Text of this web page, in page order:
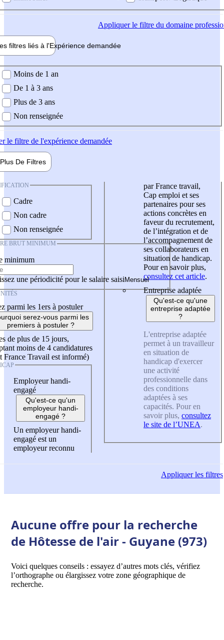
Appliquerle filtre du domaine
filtres liés à l'Expérience demandée
demandée
Moins de 1 an
De 1 à 3 ans
Plus de 3 ans
Non renseignée
le filtre de l'expérience demandée
Plus De Filtres
Cadre
Non cadre
Non renseignée
BRUT MINIMUM
minimum
une périodicité pour le salaire saisi
parmi les 1ers à postuler
serez-vous parmi les
premiers à postuler ?
de plus de 15 jours,
moins de 4 candidatures
France Travail est informé)
Employeur handi-
engagé
Qu'est-ce qu'un
employeur handi-
engagé ?
Un employeur handi-
engagé est un
employeur reconnu
par France travail,
Cap emploi et ses
partenaires pour ses
actions concrètes en
faveur du recrutement,
de l’intégration et de
l’accompagnement de
ses collaborateurs en
situation de handicap.
Pour en savoir plus,
consultez cet article.
Entreprise adaptée
Qu'est-ce qu'une
entreprise adaptée
?
L'entreprise adaptée
permet à un travailleur
en situation de
handicap d'exercer
une activité
professionnelle dans
des conditions
adaptées à ses
capacités. Pour en
savoir plus, consultez
le site de l’UNEA.
Appliquerles filtres
Aucune offre pour la recherche
de Hôtesse de l'air - Guyane (973)
Voici quelques conseils : essayez d’autres mots clés, vérifiez
l’orthographe ou élargissez votre zone géographique de
recherche.